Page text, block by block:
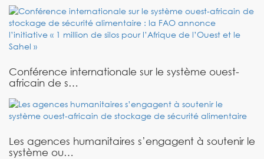
Conférence internationale sur le système ouest-
africain de s…
Les agences humanitaires s’engagent à soutenir le
système ou…